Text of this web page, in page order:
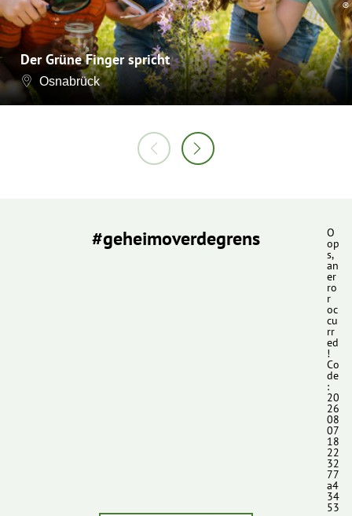
Der Grüne Finger spricht
Osnabrück
#geheimoverdegrens O
op
s,
an
er
ro
r
oc
cu
rr
ed
!
Co
de
:
20
26
08
07
18
22
32
77
a4
34
53